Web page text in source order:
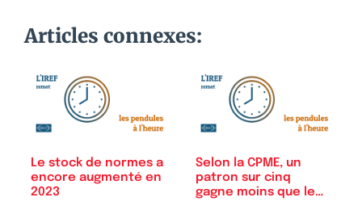
Articles connexes:
Le stock de normes a
encore augmenté en
2023
Selon la CPME, un
patron sur cinq
gagne moins que le